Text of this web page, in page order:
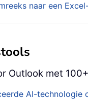
naar een
Outlook met
AI-technologie